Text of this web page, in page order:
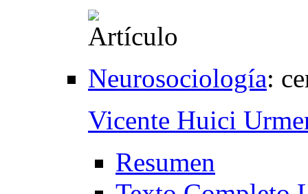
Neurosociología:
Vicente Huici
Resumen